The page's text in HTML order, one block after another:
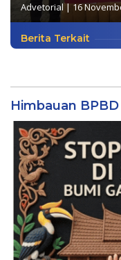
Advetorial|16
Berita Terkait
Himbauan